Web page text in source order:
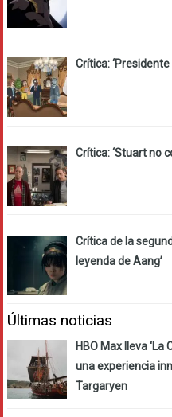
Crítica: ‘Presidente
Crítica: ‘Stuart no
Crítica de la
leyenda de Aang’
Últimas noticias
HBO Max lleva ‘La
una experiencia
Targaryen